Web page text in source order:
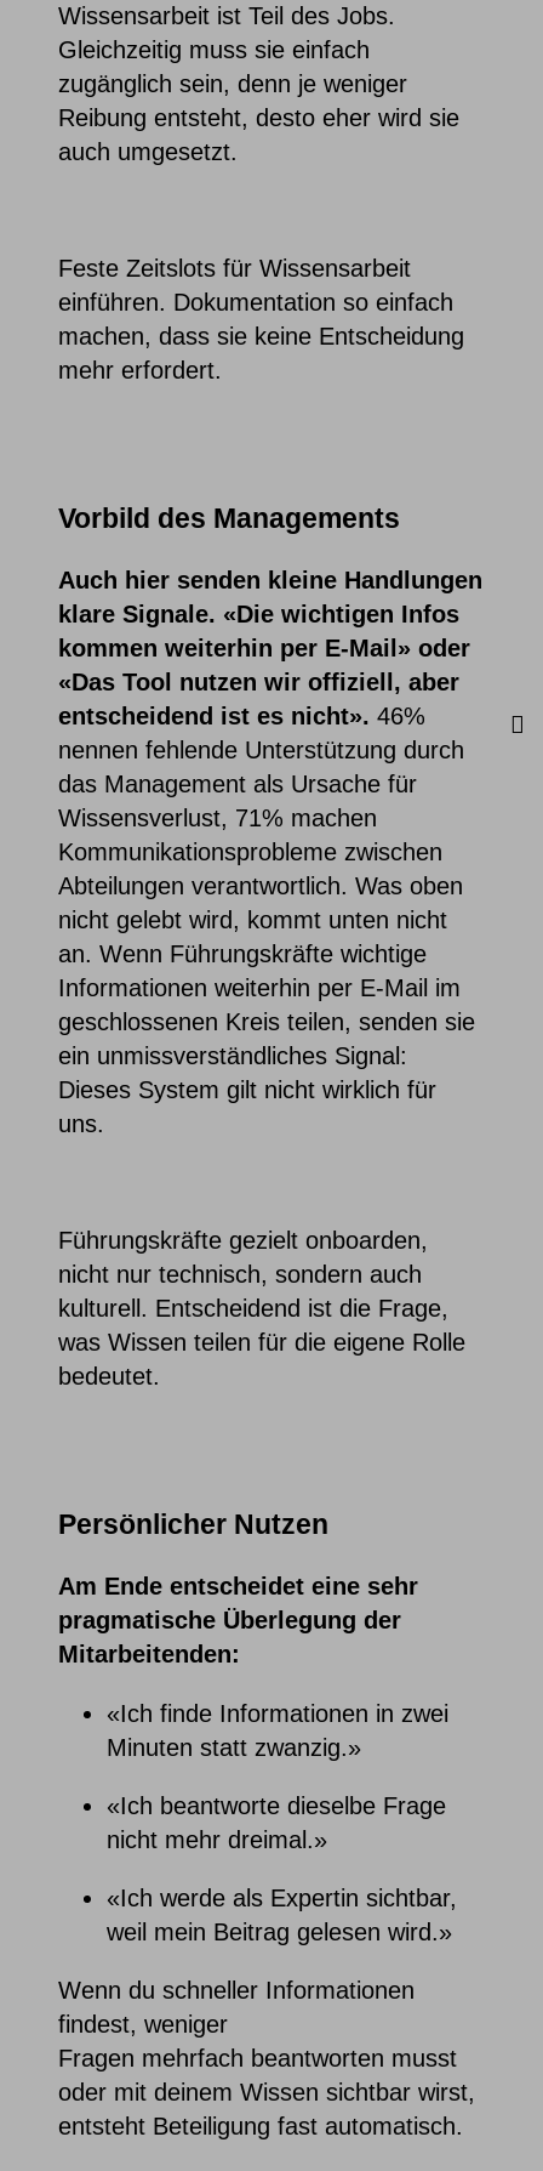
Wissensarbeit ist Teil des Jobs.
Gleichzeitig muss sie einfach
zugänglich sein, denn je weniger
Reibung entsteht, desto eher wird sie
auch umgesetzt.
Feste Zeitslots für Wissensarbeit
einführen. Dokumentation so einfach
machen, dass sie keine Entscheidung
mehr erfordert.
Vorbild des Managements
Auch hier senden kleine Handlungen
klare Signale. «Die wichtigen Infos
kommen weiterhin per E-Mail» oder
«Das Tool nutzen wir offiziell, aber
entscheidend ist es nicht».46%
nennen fehlende Unterstützung durch
das Management als Ursache für
Wissensverlust, 71% machen
Kommunikationsprobleme zwischen
Abteilungen verantwortlich. Was oben
nicht gelebt wird, kommt unten nicht
an. Wenn Führungskräfte wichtige
Informationen weiterhin per E-Mail im
geschlossenen Kreis teilen, senden sie
ein unmissverständliches Signal:
Dieses System gilt nicht wirklich für
uns.
Führungskräfte gezielt onboarden,
nicht nur technisch, sondern auch
kulturell. Entscheidend ist die Frage,
was Wissen teilen für die eigene Rolle
bedeutet.
Persönlicher Nutzen
Am Ende entscheidet eine sehr
pragmatische Überlegung der
Mitarbeitenden:
«Ich finde Informationen in zwei
Minuten statt zwanzig.»
«Ich beantworte dieselbe Frage
nicht mehr dreimal.»
«Ich werde als Expertin sichtbar,
weil mein Beitrag gelesen wird.»
Wenn du schneller Informationen
findest, weniger
Fragen mehrfach beantworten musst
oder mit deinem Wissen sichtbar wirst,
entsteht Beteiligung fast automatisch.